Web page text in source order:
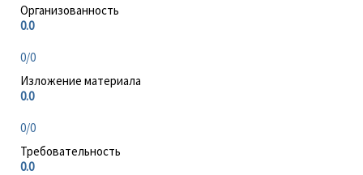
Организованность
0.0
0/0
Изложение материала
0.0
0/0
Требовательность
0.0